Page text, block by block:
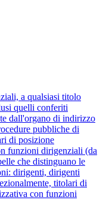
a qualsiasi titolo
quelli conferiti
dall'organo di indirizzo
pubbliche di
di posizione
funzioni dirigenziali (da
che distinguano le
dirigenti, dirigenti
titolari di
con funzioni